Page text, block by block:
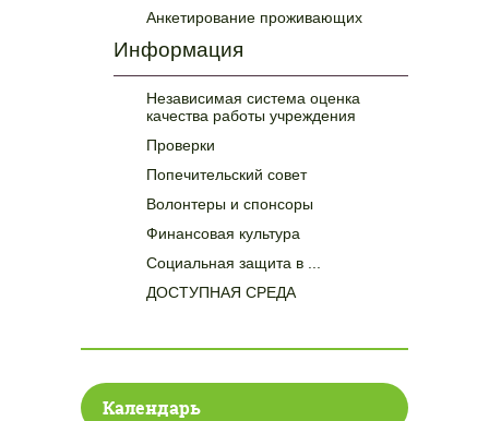
Анкетирование проживающих
Информация
Независимая система оценка
качества работы учреждения
Проверки
Попечительский совет
Волонтеры и спонсоры
Финансовая культура
Социальная защита в ...
ДОСТУПНАЯ СРЕДА
Календарь